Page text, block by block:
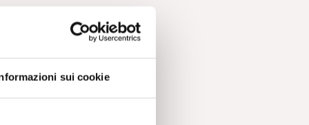
sui cookie